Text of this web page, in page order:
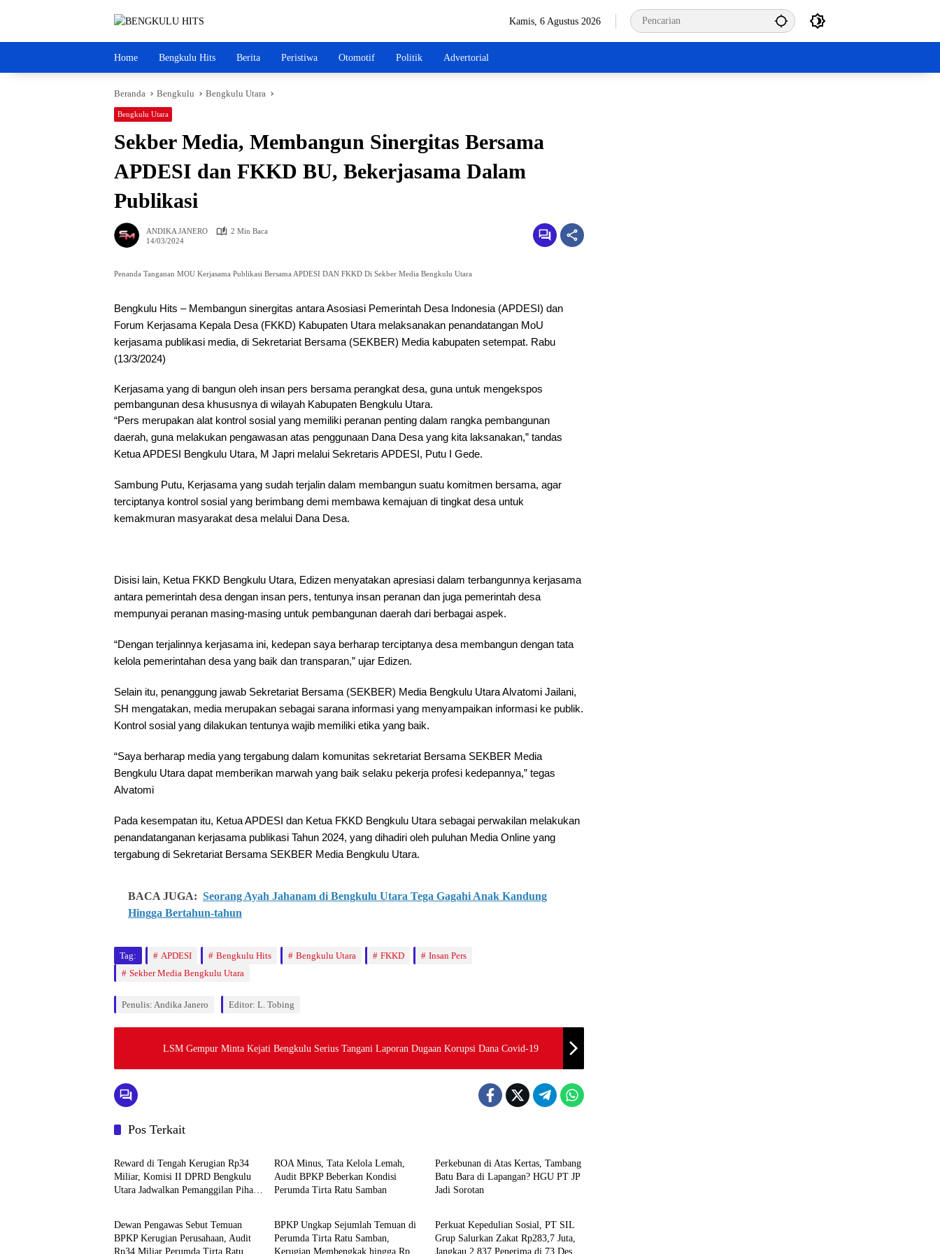
Kamis, 6 Agustus 2026
Home Bengkulu Hits Berita Peristiwa Otomotif Politik Advertorial
Beranda Bengkulu Bengkulu Utara
Bengkulu Utara
Sekber Media, Membangun Sinergitas Bersama
APDESI dan FKKD BU, Bekerjasama Dalam
Publikasi
ANDIKA JANERO
2 Min Baca
14/03/2024
Penanda Tanganan MOU Kerjasama Publikasi Bersama APDESI DAN FKKD Di Sekber Media Bengkulu Utara
Bengkulu Hits – Membangun sinergitas antara Asosiasi Pemerintah Desa Indonesia (APDESI) dan
Forum Kerjasama Kepala Desa (FKKD) Kabupaten Utara melaksanakan penandatangan MoU
kerjasama publikasi media, di Sekretariat Bersama (SEKBER) Media kabupaten setempat. Rabu
(13/3/2024)
Kerjasama yang di bangun oleh insan pers bersama perangkat desa, guna untuk mengekspos
pembangunan desa khususnya di wilayah Kabupaten Bengkulu Utara.
“Pers merupakan alat kontrol sosial yang memiliki peranan penting dalam rangka pembangunan
daerah, guna melakukan pengawasan atas penggunaan Dana Desa yang kita laksanakan,” tandas
Ketua APDESI Bengkulu Utara, M Japri melalui Sekretaris APDESI, Putu I Gede.
Sambung Putu, Kerjasama yang sudah terjalin dalam membangun suatu komitmen bersama, agar
terciptanya kontrol sosial yang berimbang demi membawa kemajuan di tingkat desa untuk
kemakmuran masyarakat desa melalui Dana Desa.
Disisi lain, Ketua FKKD Bengkulu Utara, Edizen menyatakan apresiasi dalam terbangunnya kerjasama
antara pemerintah desa dengan insan pers, tentunya insan peranan dan juga pemerintah desa
mempunyai peranan masing-masing untuk pembangunan daerah dari berbagai aspek.
“Dengan terjalinnya kerjasama ini, kedepan saya berharap terciptanya desa membangun dengan tata
kelola pemerintahan desa yang baik dan transparan,” ujar Edizen.
Selain itu, penanggung jawab Sekretariat Bersama (SEKBER) Media Bengkulu Utara Alvatomi Jailani,
SH mengatakan, media merupakan sebagai sarana informasi yang menyampaikan informasi ke publik.
Kontrol sosial yang dilakukan tentunya wajib memiliki etika yang baik.
“Saya berharap media yang tergabung dalam komunitas sekretariat Bersama SEKBER Media
Bengkulu Utara dapat memberikan marwah yang baik selaku pekerja profesi kedepannya,” tegas
Alvatomi
Pada kesempatan itu, Ketua APDESI dan Ketua FKKD Bengkulu Utara sebagai perwakilan melakukan
penandatanganan kerjasama publikasi Tahun 2024, yang dihadiri oleh puluhan Media Online yang
tergabung di Sekretariat Bersama SEKBER Media Bengkulu Utara.
BACA JUGA: Seorang Ayah Jahanam di Bengkulu Utara Tega Gagahi Anak Kandung
Hingga Bertahun-tahun
Tag: APDESI Bengkulu Hits Bengkulu Utara FKKD
Insan Pers
Sekber Media Bengkulu Utara
Penulis: Andika Janero Editor: L. Tobing
LSM Gempur Minta Kejati Bengkulu Serius Tangani Laporan Dugaan Korupsi Dana Covid-19
Pos Terkait
Bengkulu Utara
Reward di Tengah Kerugian Rp34
Miliar, Komisi II DPRD Bengkulu
Utara Jadwalkan Pemanggilan Pihak
ROA Minus, Tata Kelola Lemah,
Audit BPKP Beberkan Kondisi
Perumda Tirta Ratu Samban
Perkebunan di Atas Kertas, Tambang
Batu Bara di Lapangan? HGU PT JP
Jadi Sorotan
Dewan Pengawas Sebut Temuan
BPKP Kerugian Perusahaan, Audit
Rp34 Miliar Perumda Tirta Ratu
BPKP Ungkap Sejumlah Temuan di
Perumda Tirta Ratu Samban,
Kerugian Membengkak hingga Rp34
Perkuat Kepedulian Sosial, PT SIL
Grup Salurkan Zakat Rp283,7 Juta,
Jangkau 2.837 Penerima di 73 Desa